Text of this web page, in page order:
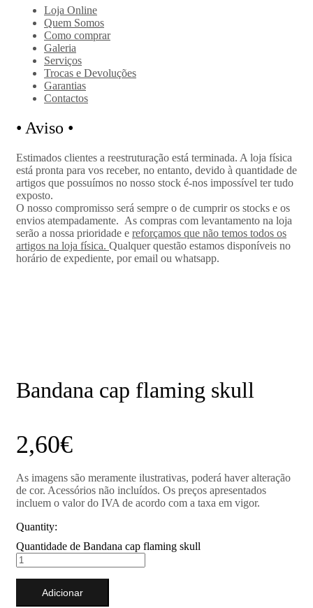
Loja Online
Quem Somos
Como comprar
Galeria
Serviços
Trocas e Devoluções
Garantias
Contactos
• Aviso •
Estimados clientes a reestruturação está terminada. A loja física
está pronta para vos receber, no entanto, devido à quantidade de
artigos que possuímos no nosso stock é-nos impossível ter tudo
exposto.
O nosso compromisso será sempre o de cumprir os stocks e os
envios atempadamente. As compras com levantamento na loja
serão a nossa prioridade e reforçamos que não temos todos os
artigos na loja física. Qualquer questão estamos disponíveis no
horário de expediente, por email ou whatsapp.
Bandana cap flaming skull
2,60€
As imagens são meramente ilustrativas, poderá haver alteração
de cor. Acessórios não incluídos. Os preços apresentados
incluem o valor do IVA de acordo com a taxa em vigor.
Quantity:
Quantidade de Bandana cap flaming skull
Adicionar